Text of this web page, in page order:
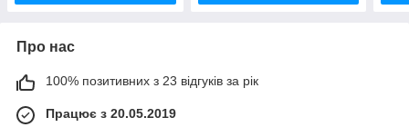
Про нас
100% позитивних з 23 відгуків за рік
Працює з 20.05.2019